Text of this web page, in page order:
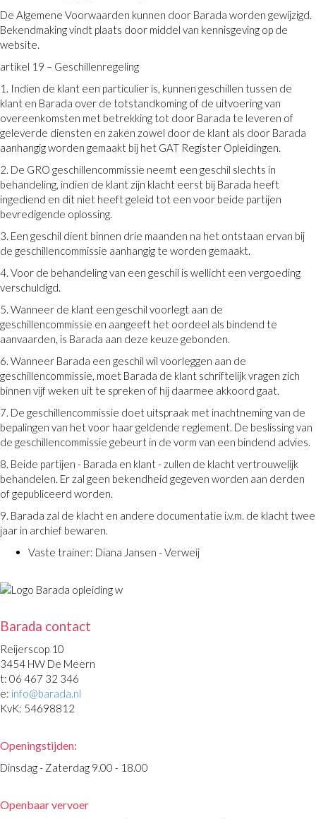
De Algemene Voorwaarden kunnen door Barada worden gewijzigd.
Bekendmaking vindt plaats door middel van kennisgeving op de
website.
artikel 19 – Geschillenregeling
1. Indien de klant een particulier is, kunnen geschillen tussen de
klant en Barada over de totstandkoming of de uitvoering van
overeenkomsten met betrekking tot door Barada te leveren of
geleverde diensten en zaken zowel door de klant als door Barada
aanhangig worden gemaakt bij het GAT Register Opleidingen.
2. De GRO geschillencommissie neemt een geschil slechts in
behandeling, indien de klant zijn klacht eerst bij Barada heeft
ingediend en dit niet heeft geleid tot een voor beide partijen
bevredigende oplossing.
3. Een geschil dient binnen drie maanden na het ontstaan ervan bij
de geschillencommissie aanhangig te worden gemaakt.
4. Voor de behandeling van een geschil is wellicht een vergoeding
verschuldigd.
5. Wanneer de klant een geschil voorlegt aan de
geschillencommissie en aangeeft het oordeel als bindend te
aanvaarden, is Barada aan deze keuze gebonden.
6. Wanneer Barada een geschil wil voorleggen aan de
geschillencommissie, moet Barada de klant schriftelijk vragen zich
binnen vijf weken uit te spreken of hij daarmee akkoord gaat.
7. De geschillencommissie doet uitspraak met inachtneming van de
bepalingen van het voor haar geldende reglement. De beslissing van
de geschillencommissie gebeurt in de vorm van een bindend advies.
8. Beide partijen - Barada en klant - zullen de klacht vertrouwelijk
behandelen. Er zal geen bekendheid gegeven worden aan derden
of gepubliceerd worden.
9. Barada zal de klacht en andere documentatie i.v.m. de klacht twee
jaar in archief bewaren.
Vaste trainer: Diana Jansen - Verweij
Barada contact
Reijerscop 10
3454 HW De Meern
t: 06 467 32 346
e: info@barada.nl
KvK: 54698812
Openingstijden:
Dinsdag - Zaterdag 9.00 - 18.00
Openbaar vervoer